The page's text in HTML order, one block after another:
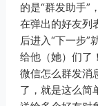
的是“群发助手”
在弹出的好友列
后进入“下一步”
给他（她）们了！
微信怎么群发消
了，就是这么简